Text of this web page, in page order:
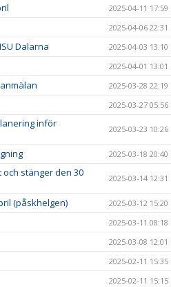
2025-04-11 17:59
2025-04-06 22:31
Dalarna 2025-04-03 13:10
2025-04-01 13:01
2025-03-28 22:19
2025-03-27 05:56
inför
2025-03-23 10:26
2025-03-18 20:40
stänger den 30
2025-03-14 12:31
(påskhelgen) 2025-03-12 15:20
2025-03-11 08:18
2025-03-08 12:01
2025-02-11 15:35
2025-02-11 15:15